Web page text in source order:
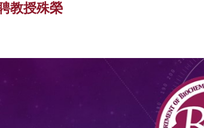
教授殊榮